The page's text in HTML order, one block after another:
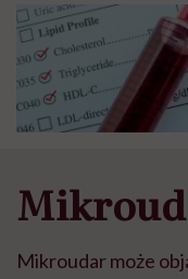
Mikroudar może